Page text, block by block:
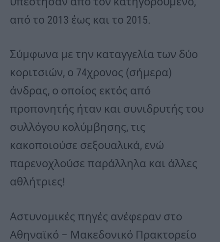
από το 2013 έως και το 2015.
Σύμφωνα με την καταγγελία των δύο
κοριτσιών, ο 74χρονος (σήμερα)
άνδρας, ο οποίος εκτός από
προπονητής ήταν και συνιδρυτής του
συλλόγου κολύμβησης, τις
κακοποιούσε σεξουαλικά, ενώ
παρενοχλούσε παράλληλα και άλλες
αθλήτριες!
Αστυνομικές πηγές ανέφεραν στο
Αθηναϊκό – Μακεδονικό Πρακτορείο